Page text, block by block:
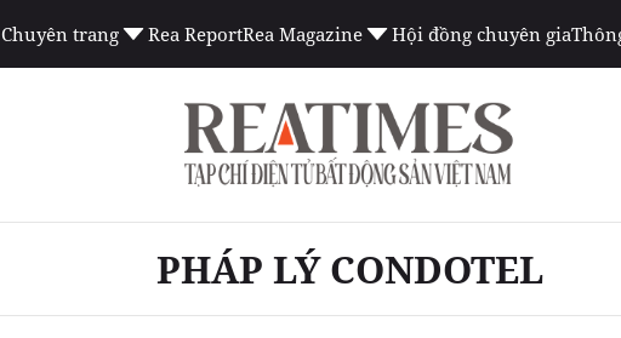
Chuyên trang Rea ReportRea Magazine Hội đồng chuyên gia
PHÁP LÝ CONDOTEL